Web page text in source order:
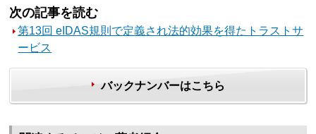
次の記事を読む
第13回 eIDAS規則で定義され法的効果を得たトラストサ
ービス
バックナンバーはこちら